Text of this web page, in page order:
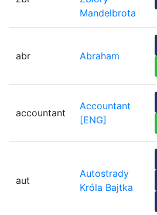
Mandelbrota
abr Abraham
accountant
Accountant
[ENG]
aut
Autostrady
Króla Bajtka